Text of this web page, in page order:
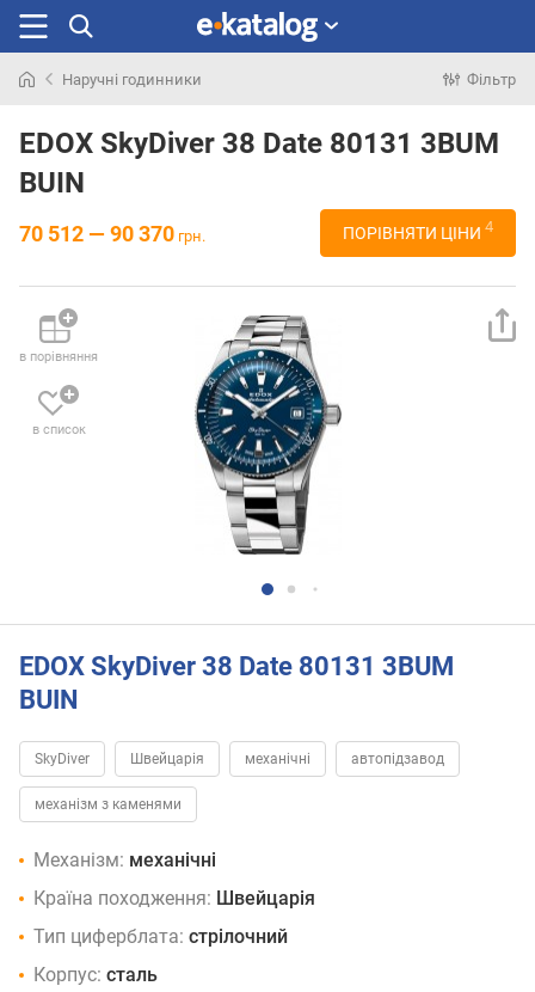
раніше
Наручні годинники Фільтр
EDOX SkyDiver 38 Date 80131 3BUM
BUIN
70 512 — 90 370 грн. ПОРІВНЯТИ ЦІНИ 4
в порівняння
в список
EDOX SkyDiver 38 Date 80131 3BUM
BUIN
SkyDiver Швейцарія механічні автопідзавод
механізм з каменями
Механізм: механічні
Країна походження: Швейцарія
Тип циферблата: стрілочний
Корпус: сталь